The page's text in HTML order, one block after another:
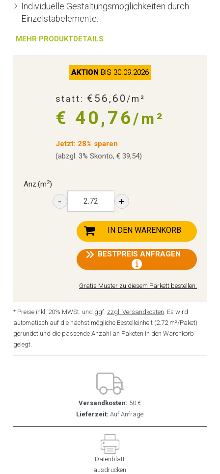
Individuelle Gestaltungsmöglichkeiten durch
Einzelstabelemente.
MEHR PRODUKTDETAILS
AKTION BIS 30.09.2026
statt: €56,60/m²
€ 40,76/m²
Jetzt: 28% sparen
(abzgl. 3% Skonto, € 39,54)
Anz.(m2)
- +
IN DEN WARENKORB
BESTPREIS ANFRAGEN
Gratis Muster zu diesem Parkett bestellen.
* Preise inkl. 20% MWSt. und ggf. zzgl. Versandkosten. Es wird
automatisch auf die nächst mögliche Bestelleinheit (2.72 m²/Paket)
gerundet und die passende Anzahl an Paketen in den Warenkorb
gelegt.
Versandkosten: 50 €
Lieferzeit: Auf Anfrage
Datenblatt
ausdrucken